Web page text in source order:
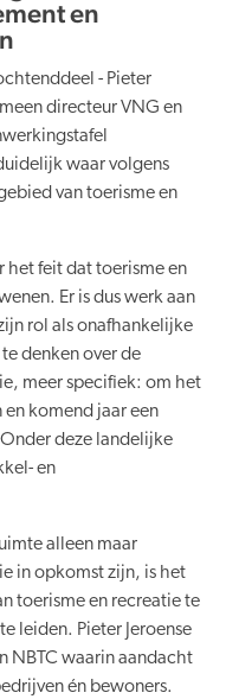
en
- Pieter
directeur VNG en
waar volgens
van toerisme en
het feit dat toerisme en
Er is dus werk aan
rol als onafhankelijke
denken over de
meer specifiek: om het
komend jaar een
deze landelijke
en
alleen maar
in opkomst zijn, is het
toerisme en recreatie te
leiden. Pieter Jeroense
NBTC waarin aandacht
én bewoners.